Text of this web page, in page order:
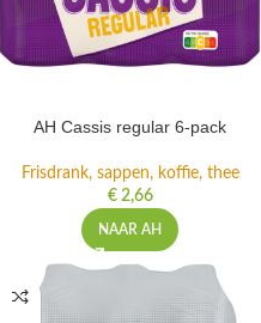
AH Cassis regular 6-pack
Frisdrank, sappen, koffie, thee
€2,66
NAAR AH